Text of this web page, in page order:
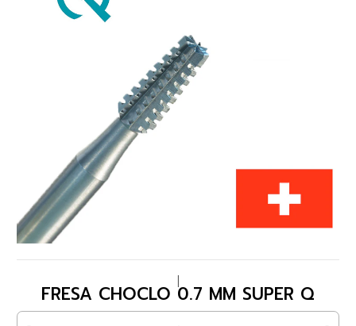
FRESA CHOCLO 0.7 MM SUPER Q